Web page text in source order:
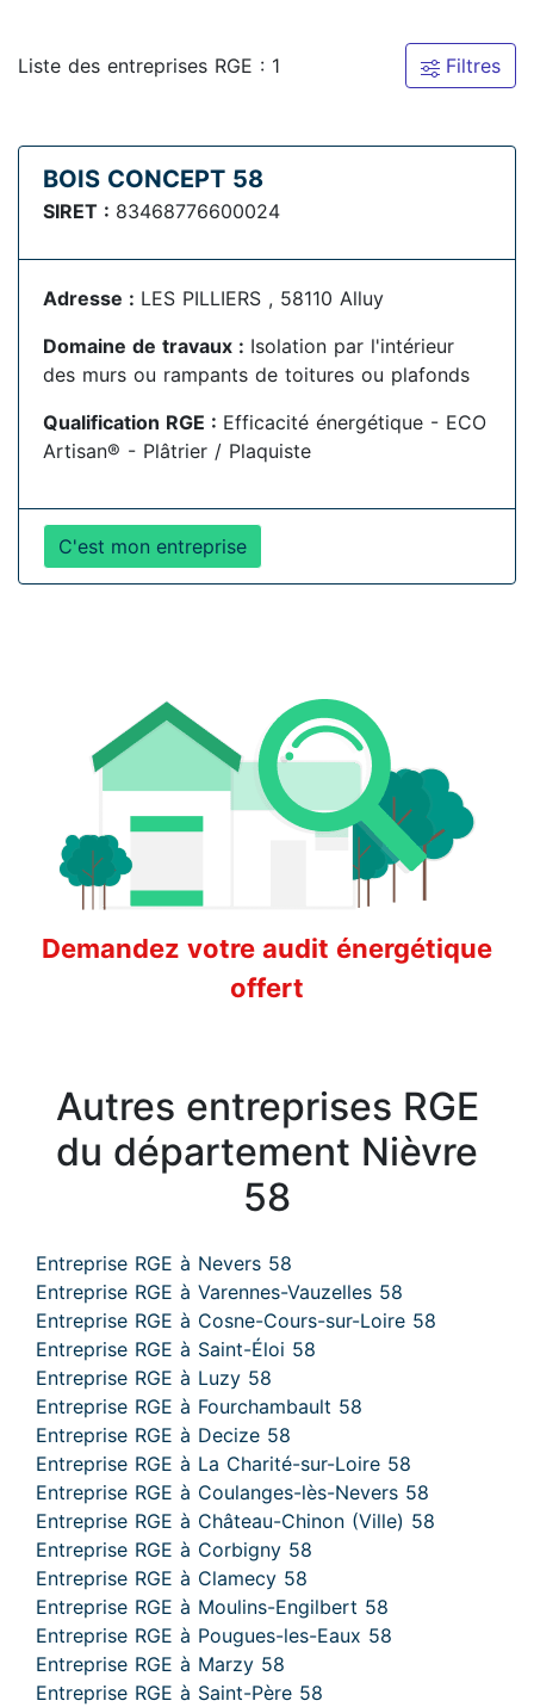
Liste des entreprises RGE : 1 Filtres
BOIS CONCEPT 58
SIRET : 83468776600024
Adresse : LES PILLIERS , 58110 Alluy
Domaine de travaux : Isolation par l'intérieur
des murs ou rampants de toitures ou plafonds
Qualification RGE : Efficacité énergétique - ECO
Artisan® - Plâtrier / Plaquiste
C'est mon entreprise
Demandez votre audit énergétique
offert
Autres entreprises RGE
du département Nièvre
58
Entreprise RGE à Nevers 58
Entreprise RGE à Varennes-Vauzelles 58
Entreprise RGE à Cosne-Cours-sur-Loire 58
Entreprise RGE à Saint-Éloi 58
Entreprise RGE à Luzy 58
Entreprise RGE à Fourchambault 58
Entreprise RGE à Decize 58
Entreprise RGE à La Charité-sur-Loire 58
Entreprise RGE à Coulanges-lès-Nevers 58
Entreprise RGE à Château-Chinon (Ville) 58
Entreprise RGE à Corbigny 58
Entreprise RGE à Clamecy 58
Entreprise RGE à Moulins-Engilbert 58
Entreprise RGE à Pougues-les-Eaux 58
Entreprise RGE à Marzy 58
Entreprise RGE à Saint-Père 58